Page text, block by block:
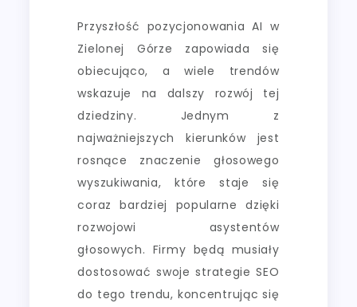
Przyszłość pozycjonowania AI w
Zielonej Górze zapowiada się
obiecująco, a wiele trendów
wskazuje na dalszy rozwój tej
dziedziny. Jednym z
najważniejszych kierunków jest
rosnące znaczenie głosowego
wyszukiwania, które staje się
coraz bardziej popularne dzięki
rozwojowi asystentów
głosowych. Firmy będą musiały
dostosować swoje strategie SEO
do tego trendu, koncentrując się